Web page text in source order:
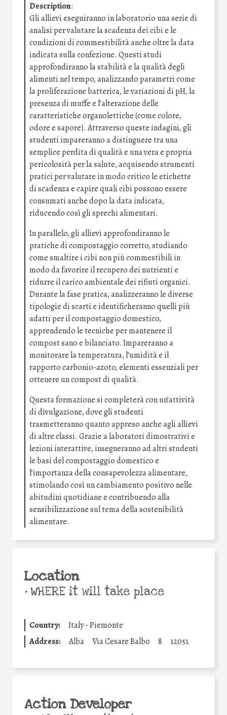
Description:
Gli allievi eseguiranno in laboratorio una serie di
analisi per valutare la scadenza dei cibi e le
condizioni di commestibilità anche oltre la data
indicata sulla confezione. Questi studi
approfondiranno la stabilità e la qualità degli
alimenti nel tempo, analizzando parametri come
la proliferazione batterica, le variazioni di pH, la
presenza di muffe e l’alterazione delle
caratteristiche organolettiche (come colore,
odore e sapore). Attraverso queste indagini, gli
studenti impareranno a distinguere tra una
semplice perdita di qualità e una vera e propria
pericolosità per la salute, acquisendo strumenti
pratici per valutare in modo critico le etichette
di scadenza e capire quali cibi possono essere
consumati anche dopo la data indicata,
riducendo così gli sprechi alimentari.
In parallelo, gli allievi approfondiranno le
pratiche di compostaggio corretto, studiando
come smaltire i cibi non più commestibili in
modo da favorire il recupero dei nutrienti e
ridurre il carico ambientale dei rifiuti organici.
Durante la fase pratica, analizzeranno le diverse
tipologie di scarti e identificheranno quelli più
adatti per il compostaggio domestico,
apprendendo le tecniche per mantenere il
compost sano e bilanciato. Impareranno a
monitorare la temperatura, l’umidità e il
rapporto carbonio-azoto, elementi essenziali per
ottenere un compost di qualità.
Questa formazione si completerà con un’attività
di divulgazione, dove gli studenti
trasmetteranno quanto appreso anche agli allievi
di altre classi. Grazie a laboratori dimostrativi e
lezioni interattive, insegneranno ad altri studenti
le basi del compostaggio domestico e
l’importanza della consapevolezza alimentare,
stimolando così un cambiamento positivo nelle
abitudini quotidiane e contribuendo alla
sensibilizzazione sul tema della sostenibilità
alimentare.
Location
•WHERE it will take place
Country:
Italy - Piemonte
Address:
Alba Via Cesare Balbo 8 12051
Action Developer